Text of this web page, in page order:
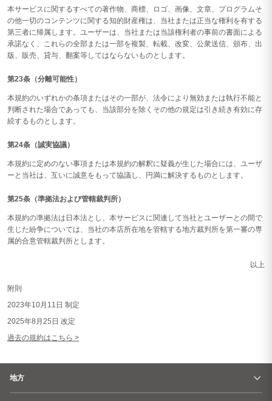
本サービスに関するすべての著作物、商標、ロゴ、画像、文章、プログラムそ
の他一切のコンテンツに関する知的財産権は、当社または正当な権利を有する
第三者に帰属します。ユーザーは、当社または当該権利者の事前の書面による
承諾なく、これらの全部または一部を複製、転載、改変、公衆送信、頒布、出
版、販売、貸与、翻案等してはならないものとします。
第23条（分離可能性）
本規約のいずれかの条項またはその一部が、法令により無効または執行不能と
判断された場合であっても、当該部分を除くその他の規定は引き続き有効に存
続するものとします。
第24条（誠実協議）
本規約に定めのない事項または本規約の解釈に疑義が生じた場合には、ユーザ
ーと当社は、互いに誠意をもって協議し、円満に解決するものとします。
第25条（準拠法および管轄裁判所）
本規約の準拠法は日本法とし、本サービスに関連して当社とユーザーとの間で
生じた紛争については、当社の本店所在地を管轄する地方裁判所を第一審の専
属的合意管轄裁判所とします。
以上
附則
2023年10月11日 制定
2025年8月25日 改定
過去の規約はこちら >
地方